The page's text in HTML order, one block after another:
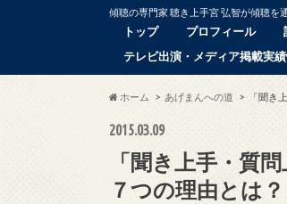
傾聴の専門家 聴き上手宮 弘智が傾聴を
トップ プロフィール
テレビ出演・メディア掲載実
ホーム あげまんへの道 「聞き
2015.03.09
「聞き上手・質
７つの理由とは？